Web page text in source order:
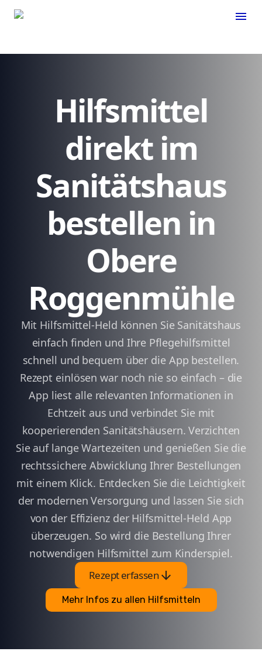
menu
Hilfsmittel
direkt im
Sanitätshaus
bestellen in
Obere
Roggenmühle
Mit Hilfsmittel-Held können Sie Sanitätshaus
einfach finden und Ihre Pflegehilfsmittel
schnell und bequem über die App bestellen.
Rezept einlösen war noch nie so einfach – die
App liest alle relevanten Informationen in
Echtzeit aus und verbindet Sie mit
kooperierenden Sanitätshäusern. Verzichten
Sie auf lange Wartezeiten und genießen Sie die
rechtssichere Abwicklung Ihrer Bestellungen
mit einem Klick. Entdecken Sie die Leichtigkeit
der modernen Versorgung und lassen Sie sich
von der Effizienz der Hilfsmittel-Held App
überzeugen. So wird die Bestellung Ihrer
notwendigen Hilfsmittel zum Kinderspiel.
Rezept erfassenarrow_downward
Mehr Infos zu allen Hilfsmitteln